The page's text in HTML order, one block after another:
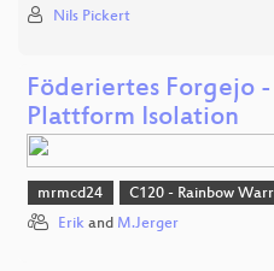
Nils Pickert
Föderiertes Forgejo
Plattform Isolation
mrmcd24 C120 - Rainbow
Erik and M.Jerger